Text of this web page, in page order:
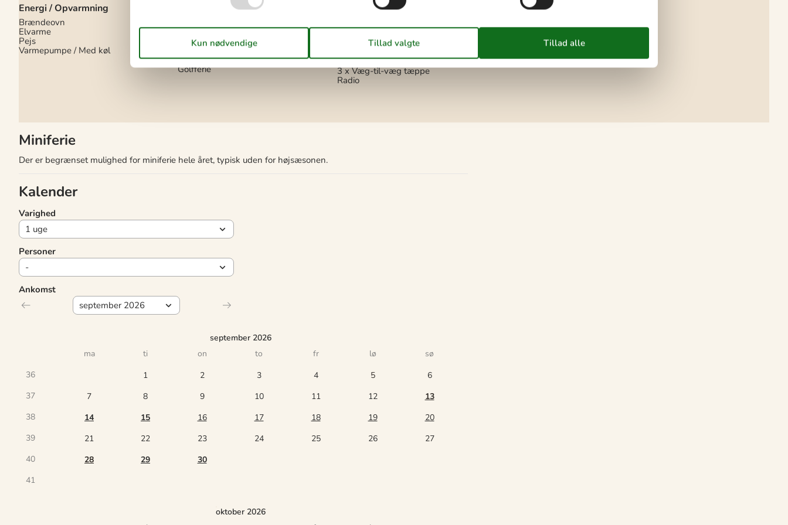
Energi / Opvarmning
Brændeovn
Elvarme
Pejs
Varmepumpe / Med køl
men der er mulighed for at se
via ...
Ekstra
Gode fiskeforhold
Golfferie
Rygning ikke tilladt
Slutrengøring inkl.
GAMMEL
3 x Væg-til-væg tæppe
Radio
Miniferie
Der er begrænset mulighed for miniferie hele året, typisk uden for højsæsonen.
Kalender
Ankomst
september 2026
ma
ti on to fr lø
sø
36
1 2 3 4 5
6
37
7 8 9 10 11 12
13
38
14 15 16 17 18 19
20
39
21 22 23 24 25 26
27
40
28 29
30
41
oktober 2026
Varighed
Personer